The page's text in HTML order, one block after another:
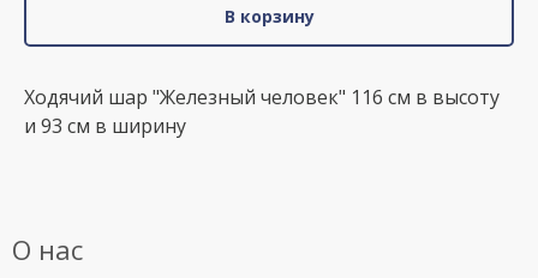
В корзину
Ходячий шар "Железный человек" 116 см в высоту
и 93 см в ширину
О нас